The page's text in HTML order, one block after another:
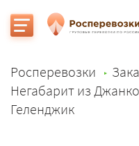
Росперевозки
Негабарит из
Геленджик